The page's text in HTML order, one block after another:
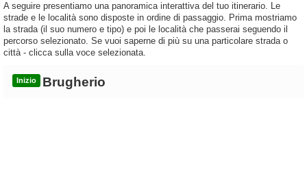
A seguire presentiamo una panoramica interattiva del tuo itinerario. Le
strade e le località sono disposte in ordine di passaggio. Prima mostriamo
la strada (il suo numero e tipo) e poi le località che passerai seguendo il
percorso selezionato. Se vuoi saperne di più su una particolare strada o
città - clicca sulla voce selezionata.
Inizio Brugherio